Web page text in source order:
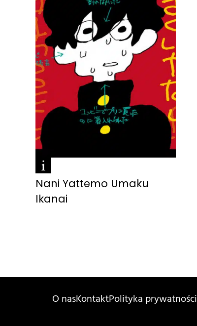
Nani Yattemo Umaku
Ikanai
O nasKontaktPolityka prywatności